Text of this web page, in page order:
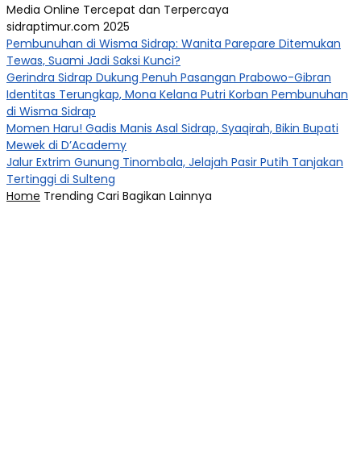
Media Online Tercepat dan Terpercaya
sidraptimur.com 2025
Pembunuhan di Wisma Sidrap: Wanita Parepare Ditemukan
Tewas, Suami Jadi Saksi Kunci?
Gerindra Sidrap Dukung Penuh Pasangan Prabowo-Gibran
Identitas Terungkap, Mona Kelana Putri Korban Pembunuhan
di Wisma Sidrap
Momen Haru! Gadis Manis Asal Sidrap, Syaqirah, Bikin Bupati
Mewek di D’Academy​
Jalur Extrim Gunung Tinombala, Jelajah Pasir Putih Tanjakan
Tertinggi di Sulteng
Home Trending Cari Bagikan Lainnya